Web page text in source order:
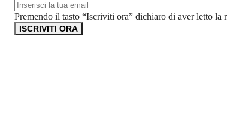
Premendo il tasto “Iscriviti ora” dichiaro di aver letto la
ISCRIVITI ORA